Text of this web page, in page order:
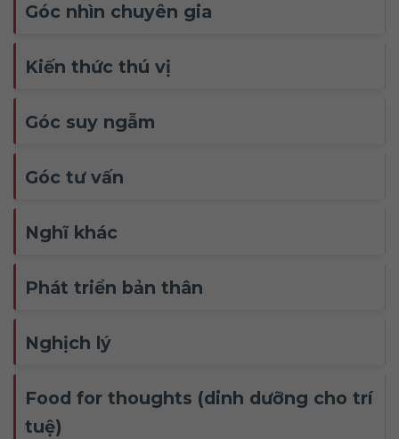
Góc nhìn chuyên gia
Kiến thức thú vị
Góc suy ngẫm
Góc tư vấn
Nghĩ khác
Phát triển bản thân
Nghịch lý
Food for thoughts (dinh dưỡng cho trí
tuệ)